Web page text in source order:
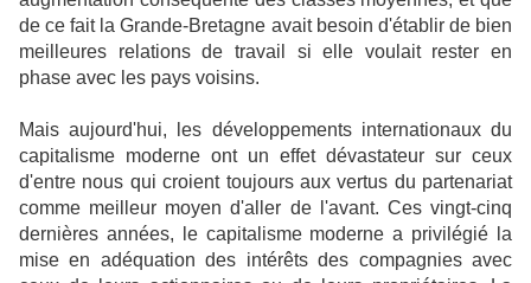
de ce fait la Grande-Bretagne avait besoin d'établir de bien
meilleures relations de travail si elle voulait rester en
phase avec les pays voisins.
Mais aujourd'hui, les développements internationaux du
capitalisme moderne ont un effet dévastateur sur ceux
d'entre nous qui croient toujours aux vertus du partenariat
comme meilleur moyen d'aller de l'avant. Ces vingt-cinq
dernières années, le capitalisme moderne a privilégié la
mise en adéquation des intérêts des compagnies avec